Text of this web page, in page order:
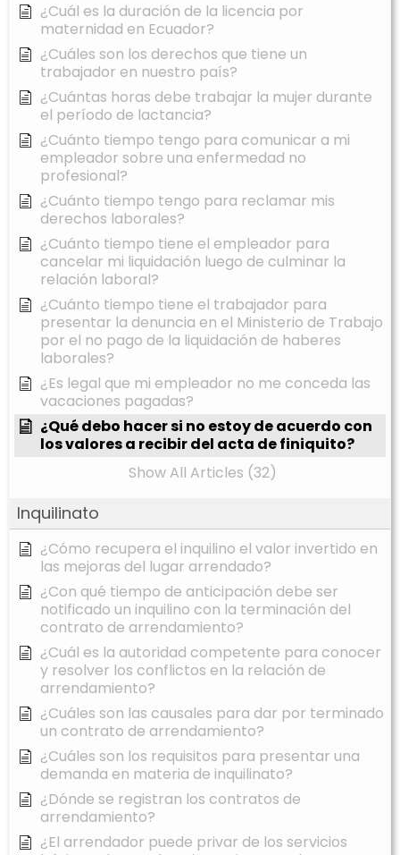
¿Cuál es la duración de la licencia por
maternidad en Ecuador?
¿Cuáles son los derechos que tiene un
trabajador en nuestro país?
¿Cuántas horas debe trabajar la mujer durante
el período de lactancia?
¿Cuánto tiempo tengo para comunicar a mi
empleador sobre una enfermedad no
profesional?
¿Cuánto tiempo tengo para reclamar mis
derechos laborales?
¿Cuánto tiempo tiene el empleador para
cancelar mi liquidación luego de culminar la
relación laboral?
¿Cuánto tiempo tiene el trabajador para
presentar la denuncia en el Ministerio de Trabajo
por el no pago de la liquidación de haberes
laborales?
¿Es legal que mi empleador no me conceda las
vacaciones pagadas?
¿Qué debo hacer si no estoy de acuerdo con
los valores a recibir del acta de finiquito?
Show All Articles (32)
Inquilinato
¿Cómo recupera el inquilino el valor invertido en
las mejoras del lugar arrendado?
¿Con qué tiempo de anticipación debe ser
notificado un inquilino con la terminación del
contrato de arrendamiento?
¿Cuál es la autoridad competente para conocer
y resolver los conflictos en la relación de
arrendamiento?
¿Cuáles son las causales para dar por terminado
un contrato de arrendamiento?
¿Cuáles son los requisitos para presentar una
demanda en materia de inquilinato?
¿Dónde se registran los contratos de
arrendamiento?
¿El arrendador puede privar de los servicios